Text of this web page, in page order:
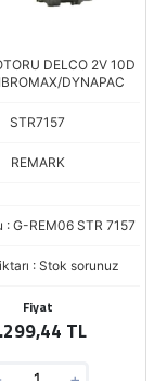
DELCO 2V 10D
DYNAPAC
STR7157
REMARK
: G-REM06 STR 7157
: Stok sorunuz
Fiyat
TL